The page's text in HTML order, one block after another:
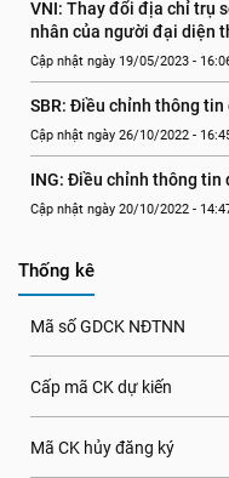
VNI: Thay đổi địa chỉ trụ
nhân của người đại diện
Cập nhật ngày 19/05/2023 -
SBR: Điều chỉnh thông tin
Cập nhật ngày 26/10/2022 -
ING: Điều chỉnh thông tin
Cập nhật ngày 20/10/2022 -
Thống kê
Mã số GDCK NĐTNN
Cấp mã CK dự kiến
Mã CK hủy đăng ký